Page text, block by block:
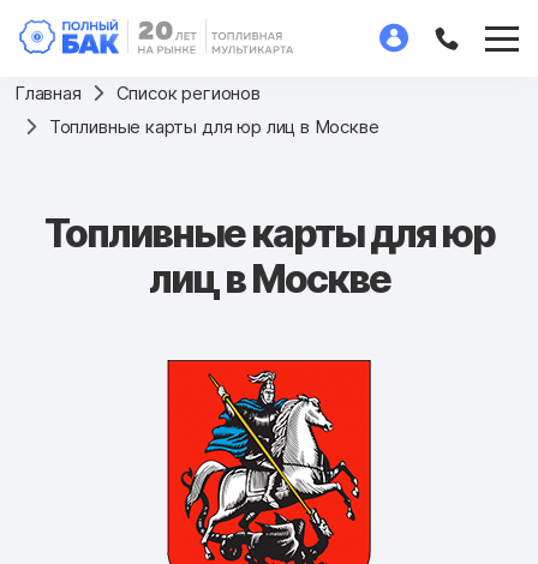
Главная
Список регионов
Топливные карты для юр лиц в Москве
Топливные карты для юр
лиц в Москве